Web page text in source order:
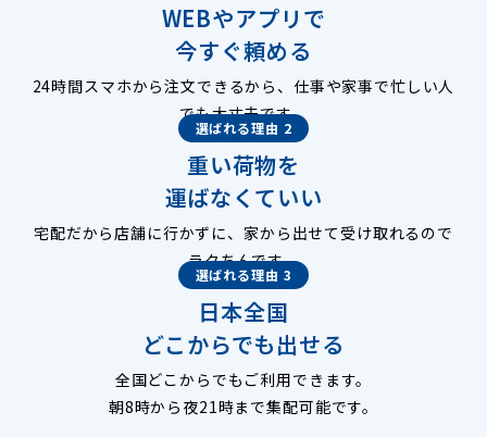
WEBやアプリで
今すぐ頼める
24時間スマホから注文できるから、仕事や家事で忙しい人
でも大丈夫です。
選ばれる理由 2
重い荷物を
運ばなくていい
宅配だから店舗に行かずに、家から出せて受け取れるので
ラクちんです。
選ばれる理由 3
日本全国
どこからでも出せる
全国どこからでもご利用できます。
朝8時から夜21時まで集配可能です。